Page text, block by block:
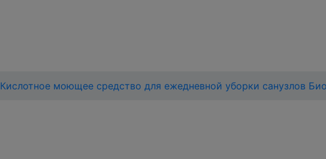
Кислотное моющее средство для ежедневной уборки санузлов